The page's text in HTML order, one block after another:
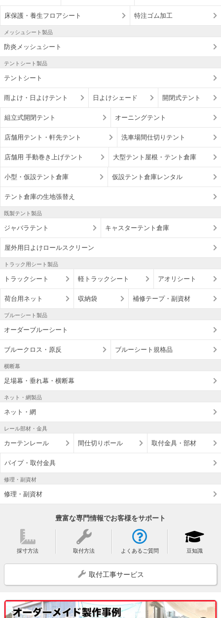
床保護・養生フロアシート 特注ゴム加工
メッシュシート製品
防炎メッシュシート
テントシート製品
テントシート
雨よけ・日よけテント 日よけシェード 開閉式テント
組立式開閉テント オーニングテント
店舗用テント・軒先テント 洗車場間仕切りテント
店舗用 手動巻き上げテント 大型テント屋根・テント倉庫
小型・仮設テント倉庫 仮設テント倉庫レンタル
テント倉庫の生地張替え
既製テント製品
ジャバラテント キャスターテント倉庫
屋外用日よけロールスクリーン
トラック用シート製品
トラックシート 軽トラックシート アオリシート
荷台用ネット 収納袋 補修テープ・副資材
ブルーシート製品
オーダーブルーシート
ブルークロス・原反 ブルーシート規格品
横断幕
足場幕・垂れ幕・横断幕
ネット・網製品
ネット・網
レール部材・金具
カーテンレール 間仕切りポール 取付金具・部材
パイプ・取付金具
修理・副資材
修理・副資材
豊富な専門情報でお客様をサポート
採寸方法 取付方法 よくあるご質問 豆知識
取付工事サービス